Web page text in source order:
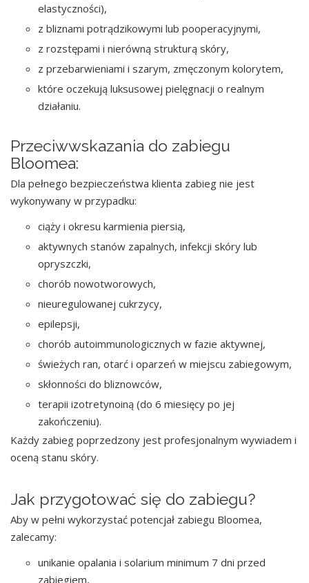
elastyczności),
z bliznami potrądzikowymi lub pooperacyjnymi,
z rozstępami i nierówną strukturą skóry,
z przebarwieniami i szarym, zmęczonym kolorytem,
które oczekują luksusowej pielęgnacji o realnym
działaniu.
Przeciwwskazania do zabiegu
Bloomea:
Dla pełnego bezpieczeństwa klienta zabieg nie jest
wykonywany w przypadku:
ciąży i okresu karmienia piersią,
aktywnych stanów zapalnych, infekcji skóry lub
opryszczki,
chorób nowotworowych,
nieuregulowanej cukrzycy,
epilepsji,
chorób autoimmunologicznych w fazie aktywnej,
świeżych ran, otarć i oparzeń w miejscu zabiegowym,
skłonności do bliznowców,
terapii izotretynoiną (do 6 miesięcy po jej
zakończeniu).
Każdy zabieg poprzedzony jest profesjonalnym wywiadem i
oceną stanu skóry.
Jak przygotować się do zabiegu?
Aby w pełni wykorzystać potencjał zabiegu Bloomea,
zalecamy:
unikanie opalania i solarium minimum 7 dni przed
zabiegiem,